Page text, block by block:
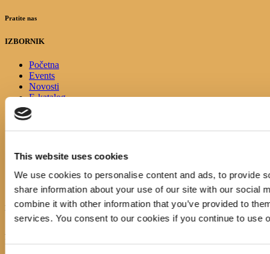
This website uses cookies
We use cookies to personalise content and ads, to provide
share information about your use of our site with our social
combine it with other information that you’ve provided to
services. You consent to our cookies if you continue to use
Pratite nas
IZBORNIK
Početna
Events
Novosti
E-katalog
O nama
Pravo na pristup informacijama
Cjenik usluga
Službeni dokumenti
Kontakt
Politika kolačića
Izjava o pristupačnosti
KONTAKT
Ulica Stjepana Radića 1